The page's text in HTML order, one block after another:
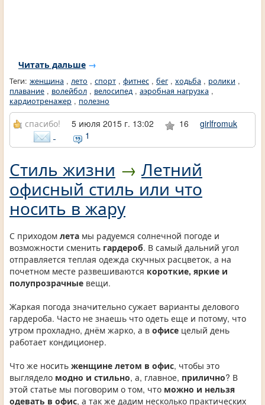
Читать дальше →
Теги: женщина , лето , спорт , фитнес , бег, ходьба , ролики ,
плавание , волейбол , велосипед , аэробная нагрузка ,
кардиотренажер , полезно
спасибо! 5 июля 2015 г. 13:02 16
girlfromuk
1
Стиль жизни → Летний
офисный стиль или что
носить в жару
С приходом лета мы радуемся солнечной погоде и
возможности сменить гардероб. В самый дальний угол
отправляется теплая одежда скучных расцветок, а на
почетном месте развешиваются короткие, яркие и
полупрозрачные вещи.
Жаркая погода значительно сужает варианты делового
гардероба. Часто не знаешь что одеть еще и потому, что
утром прохладно, днём жарко, а в офисе целый день
работает кондиционер.
Что же носить женщине летом в офис, чтобы это
выглядело модно и стильно, а, главное, прилично? В
этой статье мы поговорим о том, что можно и нельзя
одевать в офис, а так же дадим несколько практических